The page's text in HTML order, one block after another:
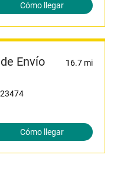
Cómo llegar
Envío
16.7 mi
23474
Cómo llegar